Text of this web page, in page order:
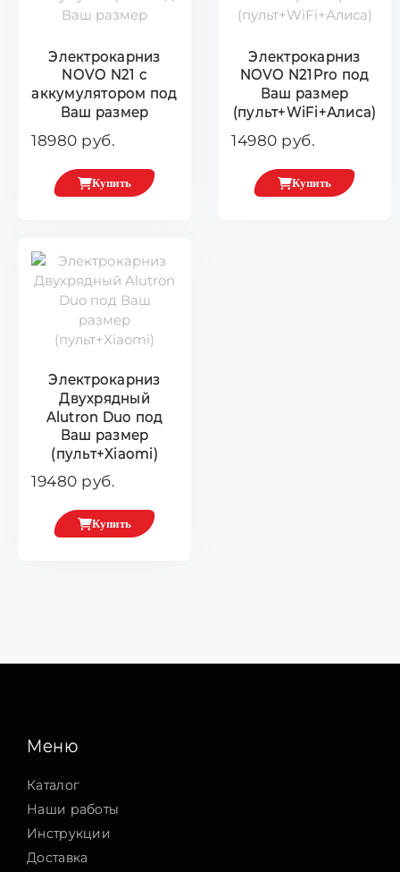
Электрокарниз
NOVO N21 с
аккумулятором под
Ваш размер
18980 руб.
Купить
Электрокарниз
NOVO N21Pro под
Ваш размер
(пульт+WiFi+Алиса)
14980 руб.
Купить
Электрокарниз
Двухрядный
Alutron Duo под
Ваш размер
(пульт+Xiaomi)
19480 руб.
Купить
Меню
Каталог
Наши работы
Инструкции
Доставка